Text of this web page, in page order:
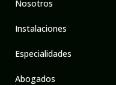
Nosotros
Instalaciones
Especialidades
Abogados